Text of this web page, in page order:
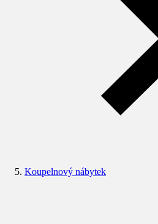
Koupelnový nábytek